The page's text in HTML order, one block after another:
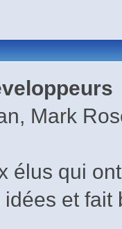
Mark
élus qui
et